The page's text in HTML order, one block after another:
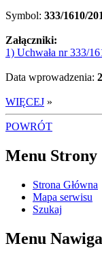
Symbol: 333/1610/
Załączniki:
1) Uchwała nr 333/
Data wprowadzenia:
WIĘCEJ »
POWRÓT
Menu Strony
Strona Główna
Mapa serwisu
Szukaj
Menu